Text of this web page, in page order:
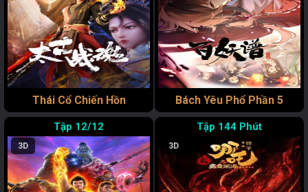
Thái Cổ Chiến Hồn Bách Yêu Phổ Phần 5
12/12
3D
144 Phút
3D